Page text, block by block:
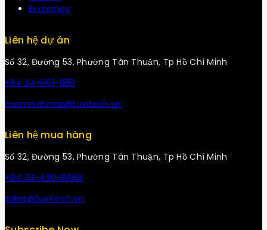
Exchange
Liên hệ dự án
Số 32, Đường 53, Phường Tân Thuận, Tp Hồ Chí Minh
+84 34-661-1851
manminhmai@fuvitech.vn
Liên hệ mua hàng
Số 32, Đường 53, Phường Tân Thuận, Tp Hồ Chí Minh
+84 33-430-8669
sales@fuvitech.vn